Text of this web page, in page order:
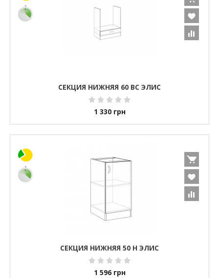
СЕКЦИЯ НИЖНЯЯ 60 ВС ЭЛИС
1 330 грн
СЕКЦИЯ НИЖНЯЯ 50 Н ЭЛИС
1 596 грн